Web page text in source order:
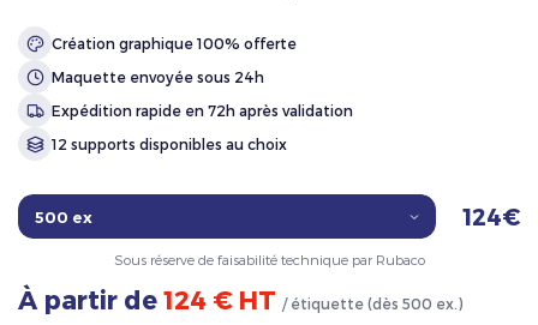
Création graphique 100% offerte
Maquette envoyée sous 24h
Expédition rapide en 72h après validation
12 supports disponibles au choix
124€
Sous réserve de faisabilité technique par Rubaco
À partir de 124 € HT / étiquette (dès 500 ex.)